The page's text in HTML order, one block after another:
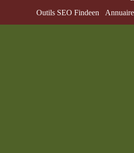
Outils SEO Findeen